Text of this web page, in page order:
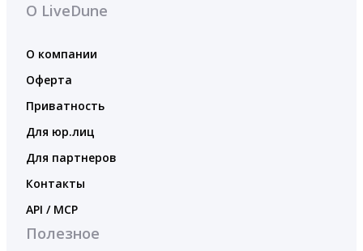
О LiveDune
О компании
Оферта
Приватность
Для юр.лиц
Для партнеров
Контакты
API / MCP
Полезное